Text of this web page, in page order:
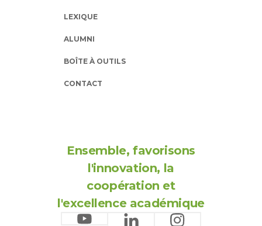
LEXIQUE
ALUMNI
BOÎTE À OUTILS
CONTACT
Ensemble, favorisons
l'innovation, la
coopération et
l'excellence académique